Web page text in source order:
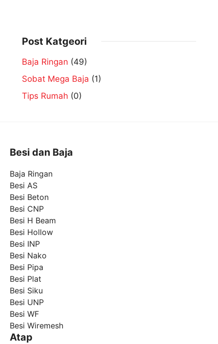
Post Katgeori
Baja Ringan (49)
Sobat Mega Baja (1)
Tips Rumah (0)
Besi dan Baja
Baja Ringan
Besi AS
Besi Beton
Besi CNP
Besi H Beam
Besi Hollow
Besi INP
Besi Nako
Besi Pipa
Besi Plat
Besi Siku
Besi UNP
Besi WF
Besi Wiremesh
Atap